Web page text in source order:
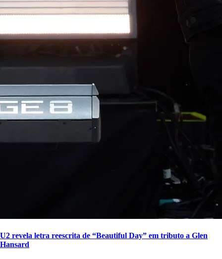
U2 revela letra reescrita de “Beautiful Day” em tributo a Glen
Hansard